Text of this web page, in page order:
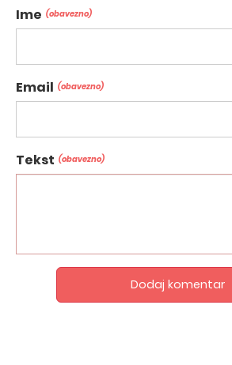
Ime (obavezno)
Email (obavezno)
Tekst (obavezno)
Dodaj komentar